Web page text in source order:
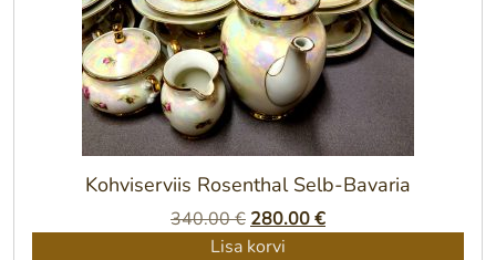
Kohviserviis Rosenthal Selb-Bavaria
340.00€ Algne
hind
280.00€Praegune
Lisa korvi